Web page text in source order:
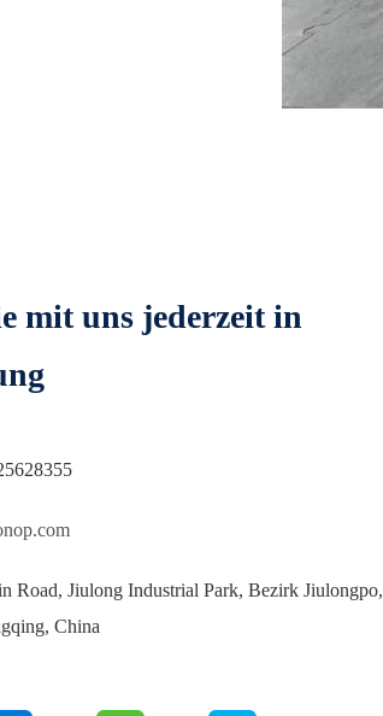
mit uns jederzeit in
Road, Jiulong Industrial Park, Bezirk Jiulongpo,
China